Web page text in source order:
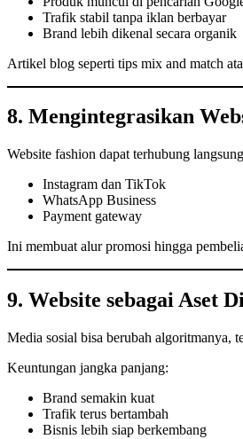
Trafik stabil tanpa iklan berbayar
Brand lebih dikenal secara organik
Artikel blog seperti tips mix and match
8. Mengintegrasikan
Website fashion dapat terhubung
Instagram dan TikTok
WhatsApp Business
Payment gateway
Ini membuat alur promosi hingga
9. Website sebagai Aset
Media sosial bisa berubah algoritmanya,
Keuntungan jangka panjang:
Brand semakin kuat
Trafik terus bertambah
Bisnis lebih siap berkembang